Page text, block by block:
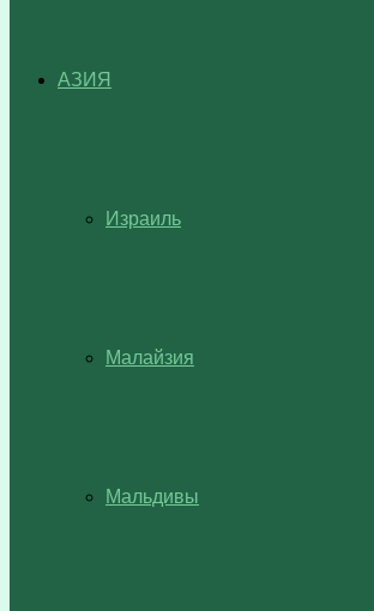
АЗИЯ
Израиль
Малайзия
Мальдивы